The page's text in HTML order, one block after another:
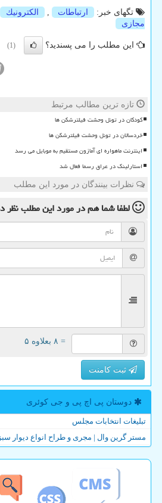
تگهای خبر: ارتباطات الكترونیك
مجازی
این مطلب را می پسندید؟ (1)
تازه ترین مطالب مرتبط
کودکان در تونل وحشت فیلترشکن ها
خردسالان در تونل وحشت فیلترشکن ها
اینترنت ماهواره ای آمازون مستقیم به موبایل می رسد
استارلینک در عراق رسما فعال شد
نظرات بینندگان در مورد این مطلب
لطفا شما همدر مورد این مطلبنظر
= ۸ بعلاوه ۵
ثبت کامنت
دوستان پی اچ پی و جی كوئری
تبلیغات انتخابات مجلس
مستر گرین وال | مجری و طراح انواع دیوار سبز